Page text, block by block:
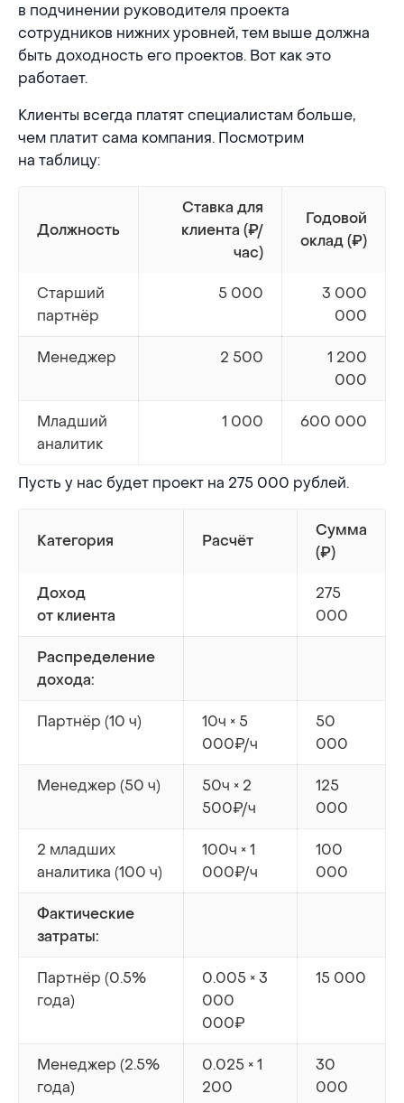
в подчинении руководителя проекта
сотрудников нижних уровней, тем выше должна
быть доходность его проектов. Вот как это
работает.
Клиенты всегда платят специалистам больше,
чем платит сама компания. Посмотрим
на таблицу:
Должность
Ставка для
клиента (₽/
час)
Годовой
оклад (₽)
Старший
партнёр
5 000
3 000
000
Менеджер 2 500
1 200
000
Младший
аналитик
1 000 600 000
Пусть у нас будет проект на 275 000 рублей.
Категория Расчёт
Сумма
(₽)
Доход
от клиента
275
000
Распределение
дохода:
Партнёр (10 ч)
10ч × 5
000₽/ч
50
000
Менеджер (50 ч)
50ч × 2
500₽/ч
125
000
2 младших
аналитика (100 ч)
100ч × 1
000₽/ч
100
000
Фактические
затраты:
Партнёр (0.5%
года)
0.005 × 3
000
000₽
15 000
Менеджер (2.5%
года)
0.025 × 1
200
30
000